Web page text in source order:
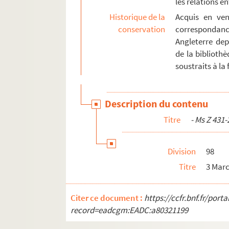
Ms Z 528 à Z 543. Ms Z 528 à Z 543 - Fonds
Ms Z 544 à Z 563
Ms Z 564 à Z 568. Ms Z 564 à Z 568 - Fonds
Ms Z 578 à Z 583. Ms Z 578 à Z 583 - Fonds
Ms Z 610 à Z 620. Ms Z 610 à Z 620 - Fonds
Historique de la
conservation
Acquis en
Angleterre
de la
soustraits à la
Description du contenu
Titre - Ms Z
Division
98
Titre
3
Citer ce document : https://ccfr.bnf.fr/
record=eadcgm:EADC:a80321199